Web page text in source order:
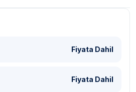
Fiyata Dahil
Fiyata Dahil